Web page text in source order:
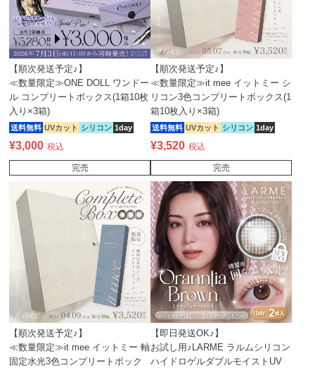
【順次発送予定♪】
≪数量限定≫ONE DOLL ワンドー
ル コンプリートボックス(1箱10枚
入り×3箱)
送料無料 UVカット シリコン 1day
¥3,000 税込
完売
【順次発送予定♪】
≪数量限定≫it mee イットミー シ
リコン3色コンプリートボックス(1
箱10枚入り×3箱)
送料無料 UVカット シリコン 1day
¥3,520 税込
完売
【順次発送予定♪】
≪数量限定≫it mee イットミー 軸
固定水光3色コンプリートボック
【即日発送OK♪】
お試し用♪LARME ラルムシリコン
ハイドロゲルダブルモイストUV